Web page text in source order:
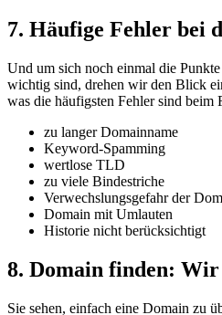
7. Häufige Fehler bei
Und um sich noch einmal die
wichtig sind, drehen wir den Blick
was die häufigsten Fehler sind beim
zu langer Domainname
Keyword-Spamming
wertlose TLD
zu viele Bindestriche
Verwechslungsgefahr der
Domain mit Umlauten
Historie nicht berücksichtigt
8. Domain finden: Wir
Sie sehen, einfach eine Domain zu